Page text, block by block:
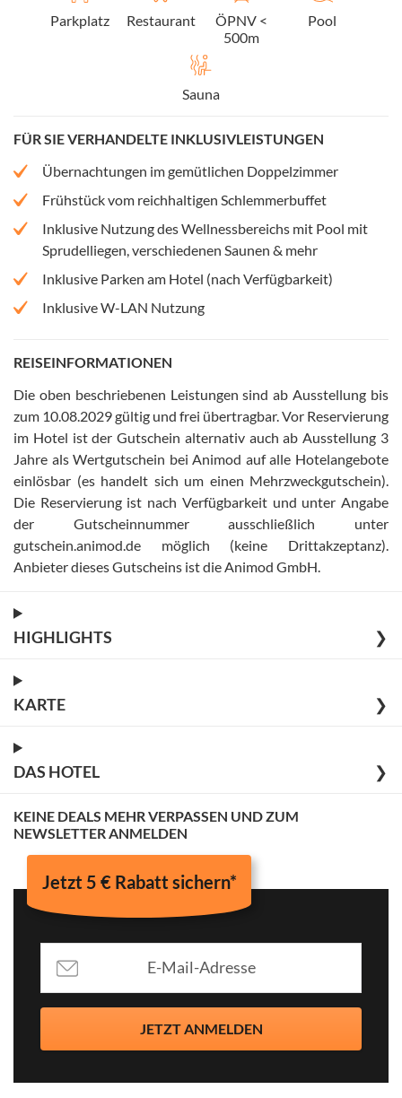
Parkplatz Restaurant
ÖPNV <
500m
Pool
Sauna
FÜR SIE VERHANDELTE INKLUSIVLEISTUNGEN
Übernachtungen im gemütlichen Doppelzimmer
Frühstück vom reichhaltigen Schlemmerbuffet
Inklusive Nutzung des Wellnessbereichs mit Pool mit
Sprudelliegen, verschiedenen Saunen & mehr
Inklusive Parken am Hotel (nach Verfügbarkeit)
Inklusive W-LAN Nutzung
REISEINFORMATIONEN
Die oben beschriebenen Leistungen sind ab Ausstellung bis
zum 10.08.2029 gültig und frei übertragbar. Vor Reservierung
im Hotel ist der Gutschein alternativ auch ab Ausstellung 3
Jahre als Wertgutschein bei Animod auf alle Hotelangebote
einlösbar (es handelt sich um einen Mehrzweckgutschein)
Die Reservierung ist nach Verfügbarkeit und unter Angabe
der Gutscheinnummer ausschließlich unter
gutschein.animod.de möglich (keine Drittakzeptanz)
Anbieter dieses Gutscheins ist die Animod GmbH
HIGHLIGHTS ❯
KARTE ❯
DAS HOTEL ❯
KEINE DEALS MEHR VERPASSEN UND ZUM
NEWSLETTER ANMELDEN
Jetzt 5 € Rabatt sichern*
JETZT ANMELDEN